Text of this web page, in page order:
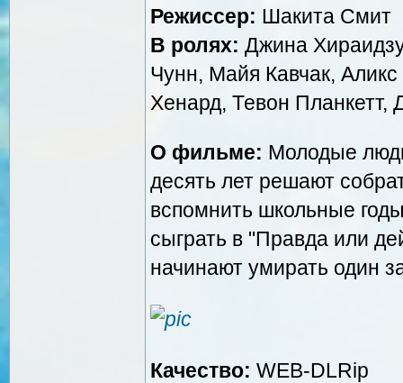
Режиссер: Шакита Смит
В ролях: Джина
Чунн, Майя Кавчак,
Хенард, Тевон
О фильме: Молодые
десять лет решают
вспомнить школьные
сыграть в "Правда или
начинают умирать один
Качество: WEB-DLRip